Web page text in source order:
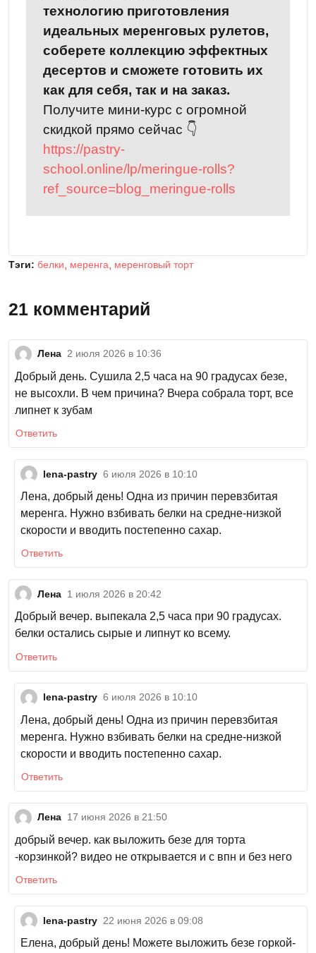
технологию приготовления
идеальных меренговых рулетов,
соберете коллекцию эффектных
десертов и сможете готовить их
как для себя, так и на заказ.
Получите мини-курс с огромной
скидкой прямо сейчас 👇
https://pastry-
school.online/lp/meringue-rolls?
ref_source=blog_meringue-rolls
Тэги: белки меренга меренговый торт
21 комментарий
Лена 2 июля 2026 в 10:36
Добрый день. Сушила 2,5 часа на 90 градусах безе,
не высохли. В чем причина? Вчера собрала торт, все
липнет к зубам
Ответить
lena-pastry 6 июля 2026 в 10:10
Лена, добрый день! Одна из причин перевзбитая
меренга. Нужно взбивать белки на средне-низкой
скорости и вводить постепенно сахар.
Ответить
Лена 1 июля 2026 в 20:42
Добрый вечер. выпекала 2,5 часа при 90 градусах.
белки остались сырые и липнут ко всему.
Ответить
lena-pastry 6 июля 2026 в 10:10
Лена, добрый день! Одна из причин перевзбитая
меренга. Нужно взбивать белки на средне-низкой
скорости и вводить постепенно сахар.
Ответить
Лена 17 июня 2026 в 21:50
добрый вечер. как выложить безе для торта
-корзинкой? видео не открывается и с впн и без него
Ответить
lena-pastry 22 июня 2026 в 09:08
Елена, добрый день! Можете выложить безе горкой-